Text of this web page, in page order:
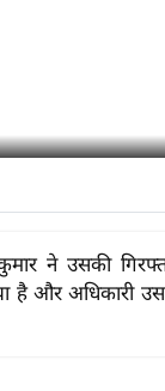
ने उसकी
है और